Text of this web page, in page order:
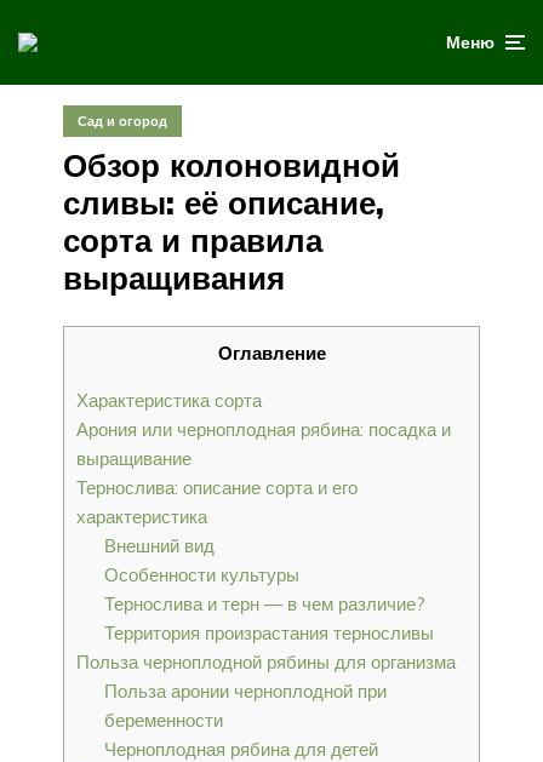
Меню
Сад и огород
Обзор колоновидной
сливы: её описание,
сорта и правила
выращивания
Оглавление
Характеристика сорта
Арония или черноплодная рябина: посадка и
выращивание
Тернослива: описание сорта и его
характеристика
Внешний вид
Особенности культуры
Тернослива и терн — в чем различие?
Территория произрастания терносливы
Польза черноплодной рябины для организма
Польза аронии черноплодной при
беременности
Черноплодная рябина для детей